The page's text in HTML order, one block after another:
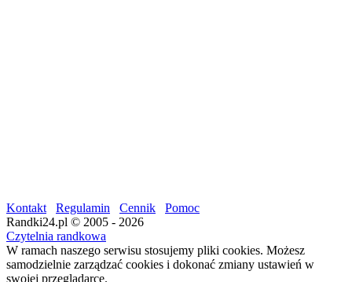
Kontakt Regulamin Cennik
Pomoc
Randki24.pl © 2005 - 2026
Czytelnia randkowa
W ramach naszego serwisu stosujemy pliki cookies. Możesz
samodzielnie zarządzać cookies i dokonać zmiany ustawień w
swojej przeglądarce.